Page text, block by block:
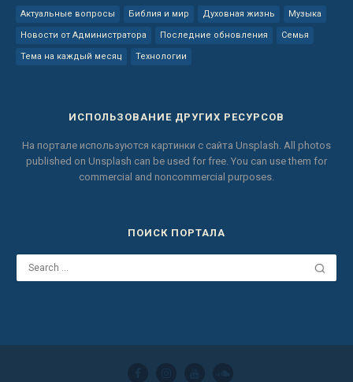
Актуальные вопросы Библия и мир Духовная жизнь Музыка
Новости от Администратора Последние обновления Семья
Тема на каждый месяц Технологии
ИСПОЛЬЗОВАНИЕ ДРУГИХ РЕСУРСОВ
На портале используются картинки с сайта Unsplash. All photos
published on Unsplash can be used for free. You can use them for
commercial and noncommercial purposes.
ПОИСК ПОРТАЛА